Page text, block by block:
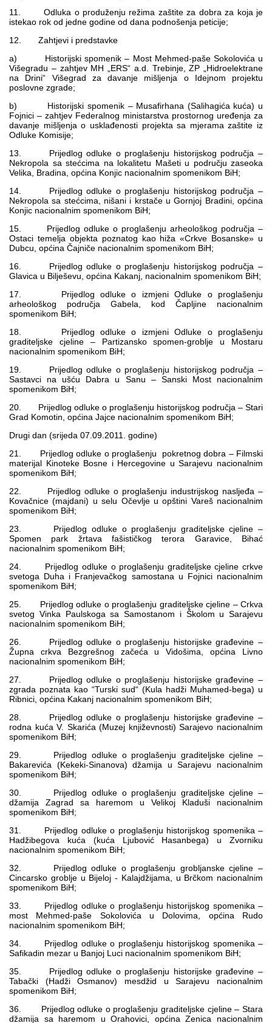
11. Odluka o produženju režima zaštite za dobra za koja je
istekao rok od jedne godine od dana podnošenja peticije;
12. Zahtjevi i predstavke
a) Historijski spomenik – Most Mehmed-paše Sokolovića u
Višegradu – zahtjev MH „ERS“ a.d. Trebinje, ZP „Hidroelektrane
na Drini“ Višegrad za davanje mišljenja o Idejnom projektu
poslovne zgrade;
b) Historijski spomenik – Musafirhana (Salihagića kuća) u
Fojnici – zahtjev Federalnog ministarstva prostornog uređenja za
davanje mišljenja o usklađenosti projekta sa mjerama zaštite iz
Odluke Komisije;
13. Prijedlog odluke o proglašenju historijskog područja –
Nekropola sa stećcima na lokalitetu Mašeti u području zaseoka
Velika, Bradina, općina Konjic nacionalnim spomenikom BiH;
14. Prijedlog odluke o proglašenju historijskog područja –
Nekropola sa stećcima, nišani i krstače u Gornjoj Bradini, općina
Konjic nacionalnim spomenikom BiH;
15. Prijedlog odluke o proglašenju arheološkog područja –
Ostaci temelja objekta poznatog kao hiža «Crkve Bosanske» u
Dubcu, općina Čajniče nacionalnim spomenikom BiH;
16. Prijedlog odluke o proglašenju historijskog područja –
Glavica u Bilješevu, općina Kakanj, nacionalnim spomenikom BiH;
17. Prijedlog odluke o izmjeni Odluke o proglašenju
arheološkog područja Gabela, kod Čapljine nacionalnim
spomenikom BiH;
18. Prijedlog odluke o izmjeni Odluke o proglašenju
graditeljske cjeline – Partizansko spomen-groblje u Mostaru
nacionalnim spomenikom BiH;
19. Prijedlog odluke o proglašenju historijskog područja –
Sastavci na ušću Dabra u Sanu – Sanski Most nacionalnim
spomenikom BiH;
20. Prijedlog odluke o proglašenju historijskog područja – Stari
Grad Komotin, općina Jajce nacionalnim spomenikom BiH;
Drugi dan (srijeda 07.09.2011. godine)
21. Prijedlog odluke o proglašenju pokretnog dobra – Filmski
materijal Kinoteke Bosne i Hercegovine u Sarajevu nacionalnim
spomenikom BiH;
22. Prijedlog odluke o proglašenju industrijskog nasljeđa –
Kovačnice (majdani) u selu Očevlje u opštini Vareš nacionalnim
spomenikom BiH;
23. Prijedlog odluke o proglašenju graditeljske cjeline –
Spomen park žrtava fašističkog terora Garavice, Bihać
nacionalnim spomenikom BiH;
24. Prijedlog odluke o proglašenju graditeljske cjeline crkve
svetoga Duha i Franjevačkog samostana u Fojnici nacionalnim
spomenikom BiH;
25. Prijedlog odluke o proglašenju graditeljske cjeline – Crkva
svetog Vinka Paulskoga sa Samostanom i Školom u Sarajevu
nacionalnim spomenikom BiH;
26. Prijedlog odluke o proglašenju historijske građevine –
Župna crkva Bezgrešnog začeća u Vidošima, općina Livno
nacionalnim spomenikom BiH;
27. Prijedlog odluke o proglašenju historijske građevine –
zgrada poznata kao “Turski sud“ (Kula hadži Muhamed-bega) u
Ribnici, općina Kakanj nacionalnim spomenikom BiH;
28. Prijedlog odluke o proglašenju historijske građevine –
rodna kuća V. Skarića (Muzej književnosti) Sarajevo nacionalnim
spomenikom BiH;
29. Prijedlog odluke o proglašenju graditeljske cjeline –
Bakarevića (Kekeki-Sinanova) džamija u Sarajevu nacionalnim
spomenikom BiH;
30. Prijedlog odluke o proglašenju graditeljske cjeline –
džamija Zagrad sa haremom u Velikoj Kladuši nacionalnim
spomenikom BiH;
31. Prijedlog odluke o proglašenju historijskog spomenika –
Hadžibegova kuća (kuća Ljubović Hasanbega) u Zvorniku
nacionalnim spomenikom BiH;
32. Prijedlog odluke o proglašenju grobljanske cjeline –
Cincarsko groblje u Bijeloj - Kalajdžijama, u Brčkom nacionalnim
spomenikom BiH;
33. Prijedlog odluke o proglašenju historijskog spomenika –
most Mehmed-paše Sokolovića u Dolovima, općina Rudo
nacionalnim spomenikom BiH;
34. Prijedlog odluke o proglašenju historijskog spomenika –
Safikadin mezar u Banjoj Luci nacionalnim spomenikom BiH;
35. Prijedlog odluke o proglašenju historijske građevine –
Tabački (Hadži Osmanov) mesdžid u Sarajevu nacionalnim
spomenikom BiH;
36. Prijedlog odluke o proglašenju graditeljske cjeline – Stara
džamija sa haremom u Orahovici, općina Zenica nacionalnim